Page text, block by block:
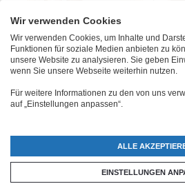
Dein Design, Logo
einem
Die Gestaltung des Holz Tabletts
Wir verwenden Cookies
Wir verwenden Cookies, um Inhalte und
Funktionen für soziale Medien anbieten zu
unsere Website zu analysieren. Sie geben
wenn Sie unsere Webseite weiterhin nutzen.
Für weitere Informationen zu den von uns
auf „Einstellungen anpassen“.
ALLE
EINSTELLUNGEN